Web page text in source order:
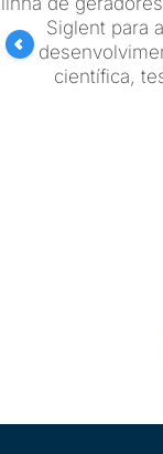
Siglent para
científica,